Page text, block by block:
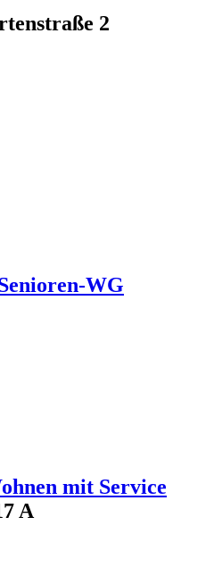
2
WG
mit Service
A